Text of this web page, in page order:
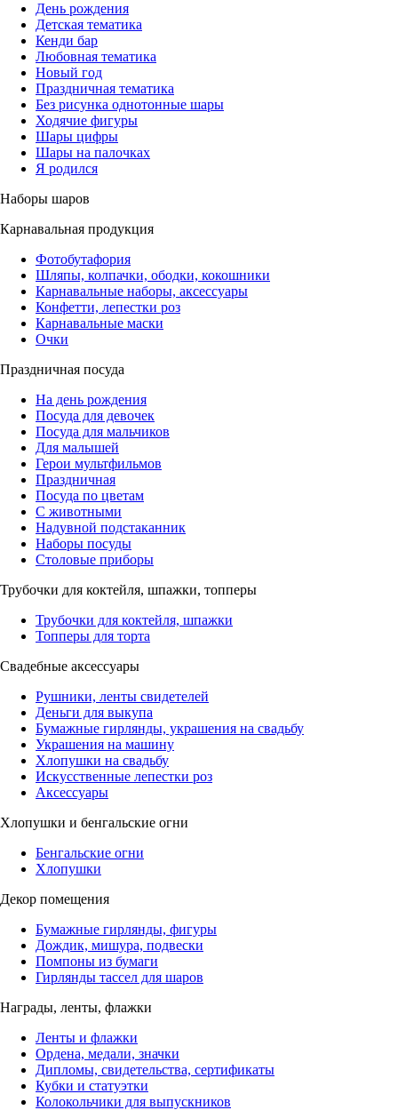
День рождения
Детская тематика
Кенди бар
Любовная тематика
Новый год
Праздничная тематика
Без рисунка однотонные шары
Ходячие фигуры
Шары цифры
Шары на палочках
Я родился
Наборы шаров
Карнавальная продукция
Фотобутафория
Шляпы, колпачки, ободки, кокошники
Карнавальные наборы, аксессуары
Конфетти, лепестки роз
Карнавальные маски
Очки
Праздничная посуда
На день рождения
Посуда для девочек
Посуда для мальчиков
Для малышей
Герои мультфильмов
Праздничная
Посуда по цветам
С животными
Надувной подстаканник
Наборы посуды
Столовые приборы
Трубочки для коктейля, шпажки, топперы
Трубочки для коктейля, шпажки
Топперы для торта
Свадебные аксессуары
Рушники, ленты свидетелей
Деньги для выкупа
Бумажные гирлянды, украшения на свадьбу
Украшения на машину
Хлопушки на свадьбу
Искусственные лепестки роз
Аксессуары
Хлопушки и бенгальские огни
Бенгальские огни
Хлопушки
Декор помещения
Бумажные гирлянды, фигуры
Дождик, мишура, подвески
Помпоны из бумаги
Гирлянды тассел для шаров
Награды, ленты, флажки
Ленты и флажки
Ордена, медали, значки
Дипломы, свидетельства, сертификаты
Кубки и статуэтки
Колокольчики для выпускников